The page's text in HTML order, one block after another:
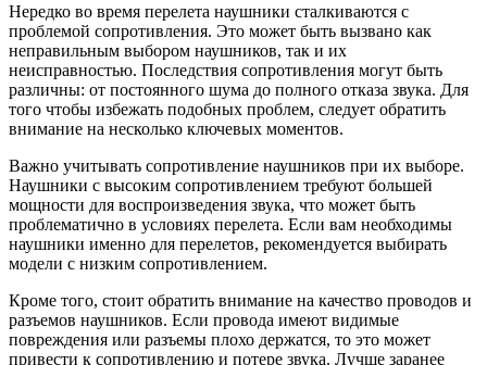
Нередко во время перелета наушники сталкиваются с
проблемой сопротивления. Это может быть вызвано как
неправильным выбором наушников, так и их
неисправностью. Последствия сопротивления могут быть
различны: от постоянного шума до полного отказа звука. Для
того чтобы избежать подобных проблем, следует обратить
внимание на несколько ключевых моментов.
Важно учитывать сопротивление наушников при их выборе.
Наушники с высоким сопротивлением требуют большей
мощности для воспроизведения звука, что может быть
проблематично в условиях перелета. Если вам необходимы
наушники именно для перелетов, рекомендуется выбирать
модели с низким сопротивлением.
Кроме того, стоит обратить внимание на качество проводов и
разъемов наушников. Если провода имеют видимые
повреждения или разъемы плохо держатся, то это может
привести к сопротивлению и потере звука. Лучше заранее